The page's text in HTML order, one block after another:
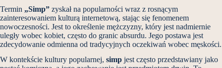
Termin „Simp” zyskał na popularności wraz z rosnącym
zainteresowaniem kulturą internetową, stając się fenomenem
nowoczesności. Jest to określenie mężczyzny, który jest nadmiernie
uległy wobec kobiet, często do granic absurdu. Jego postawa jest
zdecydowanie odmienna od tradycyjnych oczekiwań wobec męskości.
W kontekście kultury popularnej, simp jest często przedstawiany jako